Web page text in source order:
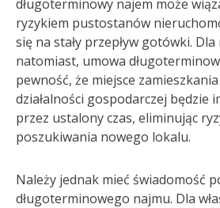
długoterminowy najem może
ryzykiem pustostanów
się na stały przepływ gotówki.
natomiast, umowa
pewność, że miejsce
działalności gospodarczej będzie
przez ustalony czas, eliminując
poszukiwania nowego lokalu.
Należy jednak mieć świadomość
długoterminowego najmu. Dla